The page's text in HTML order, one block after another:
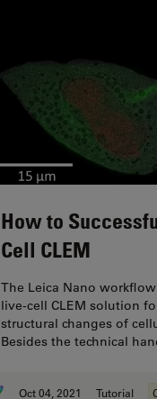
How to
Cell CLEM
The Leica Nano
live-cell CLEM solution
structural changes of
Besides the technical
Oct 04, 2021 Tutorial